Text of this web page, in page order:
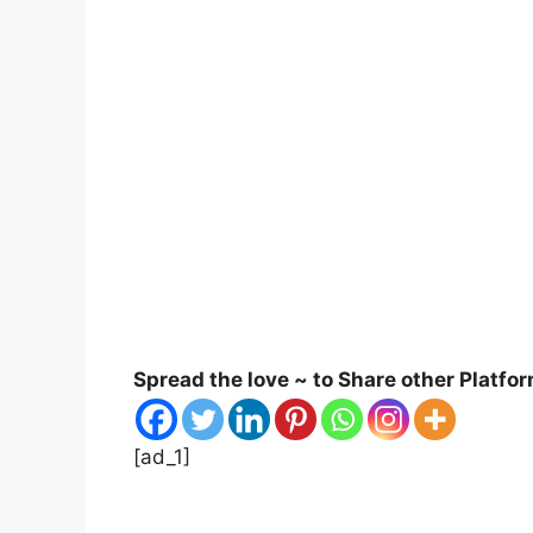
Spread the love ~ to Share other
[ad_1]